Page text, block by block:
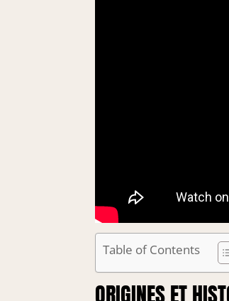
Table of Contents